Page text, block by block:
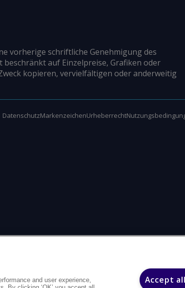
vorherige schriftliche Genehmigung des
auf Einzelpreise, Grafiken oder
kopieren, vervielfältigen oder anderweitig
DatenschutzMarkenzeichenUrheberrecht
and user experience,
Accept